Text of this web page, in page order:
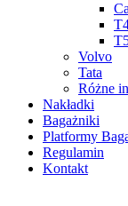
Volvo
Tata
Różne
Nakładki
Bagażniki
Platformy
Regulamin
Kontakt